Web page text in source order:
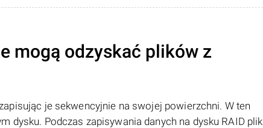
mogą odzyskać plików z
je sekwencyjnie na swojej powierzchni. W ten
dysku. Podczas zapisywania danych na dysku RAID plik